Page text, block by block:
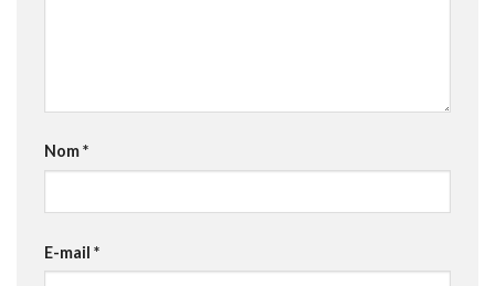
Nom*
E-mail *